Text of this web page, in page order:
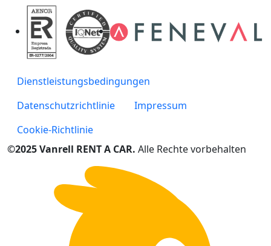
Dienstleistungsbedingungen
Datenschutzrichtlinie
Impressum
Cookie-Richtlinie
©2025 Vanrell RENT A CAR. Alle Rechte vorbehalten